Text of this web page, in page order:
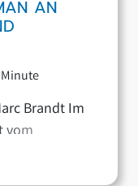
AN
Brandt Im
vom
mit